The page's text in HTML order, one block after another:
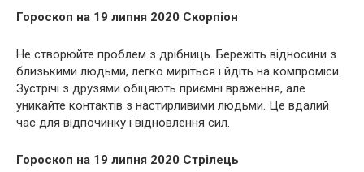
Гороскоп на 19 липня 2020 Скорпіон
Не створюйте проблем з дрібниць. Бережіть відносини з
близькими людьми, легко миріться і йдіть на компроміси.
Зустрічі з друзями обіцяють приємні враження, але
уникайте контактів з настирливими людьми. Це вдалий
час для відпочинку і відновлення сил.
Гороскоп на 19 липня 2020 Стрілець